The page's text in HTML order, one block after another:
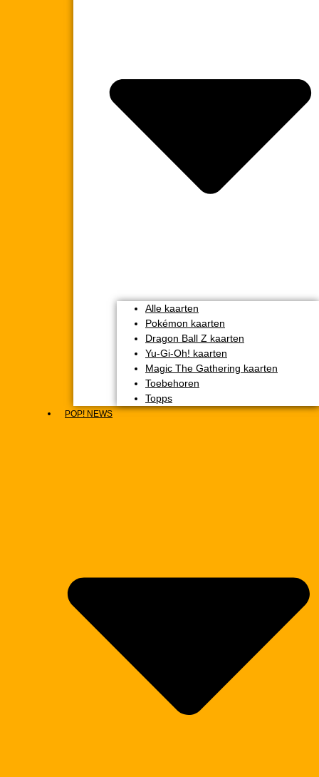
Alle kaarten
Pokémon kaarten
Dragon Ball Z kaarten
Yu-Gi-Oh! kaarten
Magic The Gathering kaarten
Toebehoren
Topps
POP! NEWS